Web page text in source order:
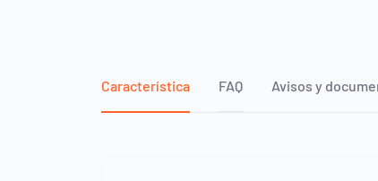
Característica FAQ Avisos y